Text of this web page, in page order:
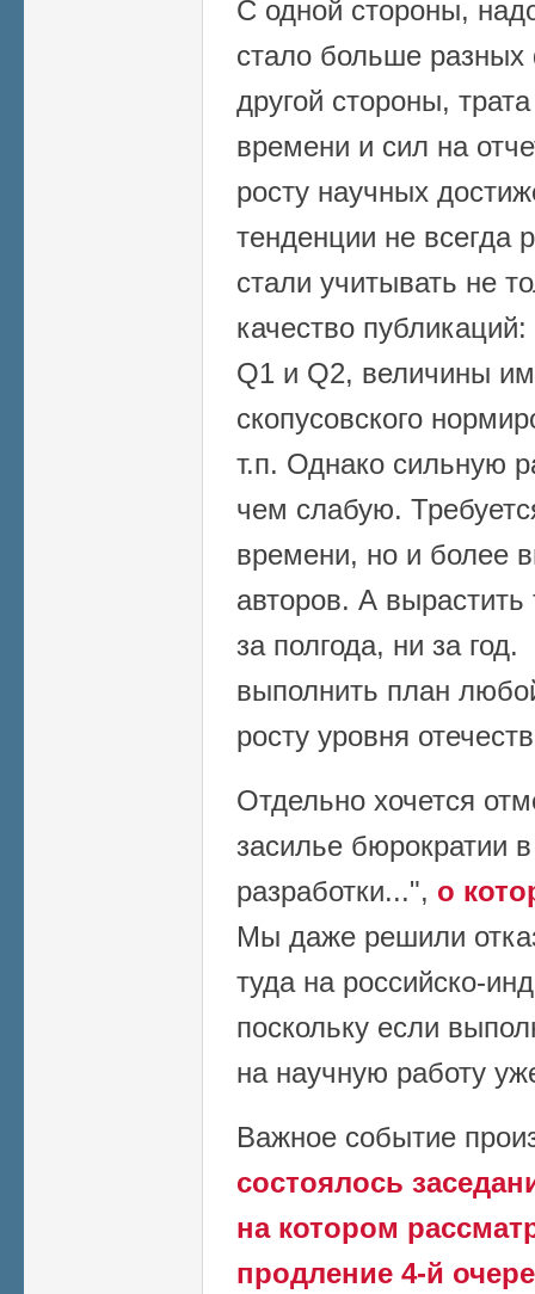
С одной стороны,
стало больше
другой стороны,
времени и сил на
росту научных
тенденции не всегда
стали учитывать не
качество
Q1 и Q2, величины
скопусовского
т.п. Однако сильную
чем слабую.
времени, но и более
авторов. А вырастить
за полгода, ни за
выполнить план
росту уровня
Отдельно хочется
засилье бюрократии
разработки...", о
Мы даже решили
туда на российско-
поскольку если
на научную работу
Важное событие
состоялось
на котором
продление 4-й